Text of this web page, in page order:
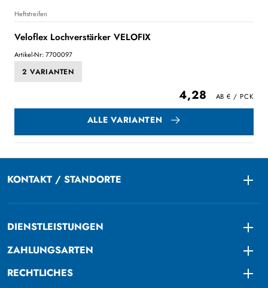
Heftstreifen
Veloflex Lochverstärker VELOFIX
Artikel-Nr: 7700097
2 VARIANTEN
4,28
ALLE VARIANTEN
KONTAKT / STANDORTE
DIENSTLEISTUNGEN
ZAHLUNGSARTEN
RECHTLICHES